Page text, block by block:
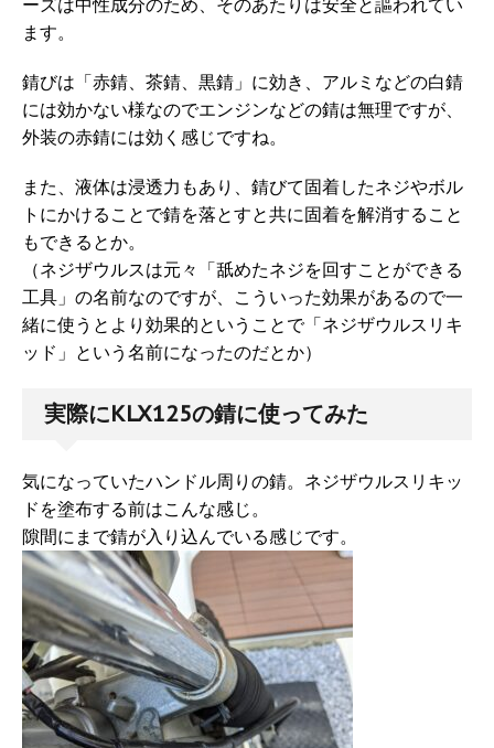
ーズは中性成分のため、そのあたりは安全と謳われてい
ます。
錆びは「赤錆、茶錆、黒錆」に効き、アルミなどの白錆
には効かない様なのでエンジンなどの錆は無理ですが、
外装の赤錆には効く感じですね。
また、液体は浸透力もあり、錆びて固着したネジやボル
トにかけることで錆を落とすと共に固着を解消すること
もできるとか。
（ネジザウルスは元々「舐めたネジを回すことができる
工具」の名前なのですが、こういった効果があるので一
緒に使うとより効果的ということで「ネジザウルスリキ
ッド」という名前になったのだとか）
実際にKLX125の錆に使ってみた
気になっていたハンドル周りの錆。ネジザウルスリキッ
ドを塗布する前はこんな感じ。
隙間にまで錆が入り込んでいる感じです。